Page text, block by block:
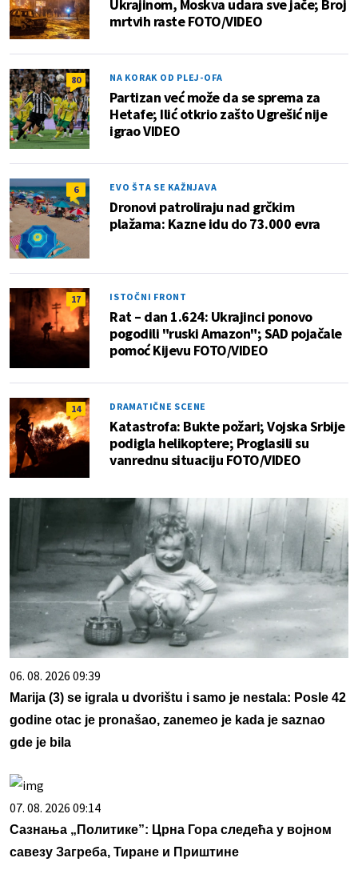
Ukrajinom, Moskva udara sve jače; Broj
mrtvih raste FOTO/VIDEO
80 NA KORAK OD PLEJ-OFA
Partizan već može da se sprema za
Hetafe; Ilić otkrio zašto Ugrešić nije
igrao VIDEO
6 EVO ŠTA SE KAŽNJAVA
Dronovi patroliraju nad grčkim
plažama: Kazne idu do 73.000 evra
17 ISTOČNI FRONT
Rat – dan 1.624: Ukrajinci ponovo
pogodili "ruski Amazon"; SAD pojačale
pomoć Kijevu FOTO/VIDEO
14 DRAMATIČNE SCENE
Katastrofa: Bukte požari; Vojska Srbije
podigla helikoptere; Proglasili su
vanrednu situaciju FOTO/VIDEO
06. 08. 2026 09:39
Marija (3) se igrala u dvorištu i samo je nestala: Posle 42
godine otac je pronašao, zanemeo je kada je saznao
gde je bila
07. 08. 2026 09:14
Сазнања „Политике”: Црна Гора следећа у војном
савезу Загреба, Тиране и Приштине